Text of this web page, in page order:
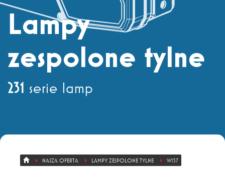
+ 48 71 303 36 81
Lampy
zespolone tylne
231 serie lamp
NASZA OFERTA LAMPY ZESPOLONE TYLNE W137